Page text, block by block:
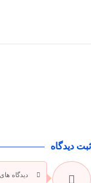
ثبت دیدگاه
دیدگاه